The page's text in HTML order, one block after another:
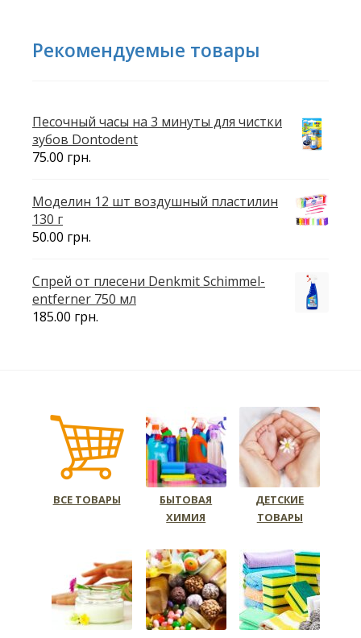
Рекомендуемые товары
Песочный часы на 3 минуты для чистки
зубов Dontodent
75.00 грн.
Моделин 12 шт воздушный пластилин
130 г
50.00 грн.
Спрей от плесени Denkmit Schimmel-
entferner 750 мл
185.00 грн.
ВСЕ ТОВАРЫ
БЫТОВАЯ
ХИМИЯ
ДЕТСКИЕ
ТОВАРЫ